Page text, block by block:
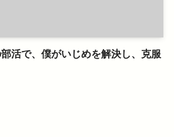
活で、僕がいじめを解決し、克服